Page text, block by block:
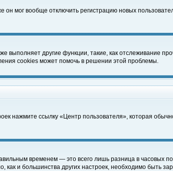
мог вообще отключить регистрацию новых
другие функции, такие, как отслеживание
cookies может помочь в решении этой проблемы.
нажмите ссылку «Центр пользователя», которая
временем — это всего лишь разница в часовых
и большинства других настроек, необходимо быть